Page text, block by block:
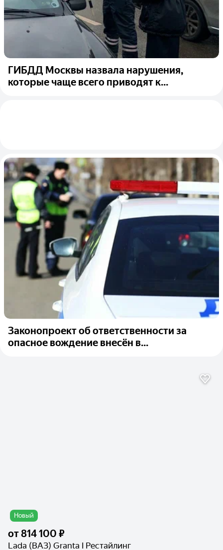
ГИБДД Москвы назвала нарушения,
которые чаще всего приводят к...
Законопроект об ответственности за
опасное вождение внесён в...
Новый
от814 100 ₽
Lada (ВАЗ) Granta I Рестайлинг